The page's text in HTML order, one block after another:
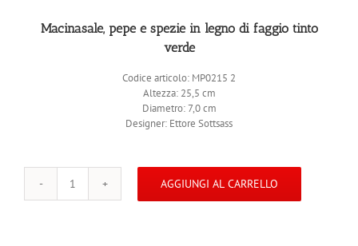
Macinasale, pepe e spezie in legno di faggio tinto
verde
Codice articolo: MP0215 2
Altezza: 25,5 cm
Diametro: 7,0 cm
Designer: Ettore Sottsass
ALESSI
AGGIUNGI AL CARRELLO